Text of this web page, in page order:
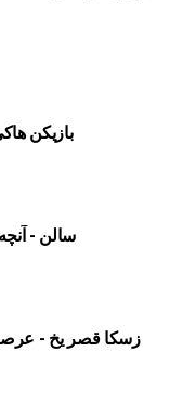
بازیکن
سالن -
زسکا قصر یخ - عرصه